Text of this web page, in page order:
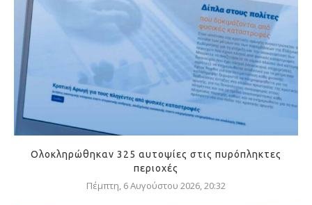
Ολοκληρώθηκαν 325 αυτοψίες στις πυρόπληκτες
περιοχές
Πέμπτη, 6 Αυγούστου 2026, 20:32